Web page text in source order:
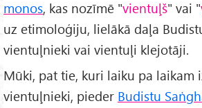
monos, kas nozīmē "vientuļš" vai "
uz etimoloģiju, lielākā daļa
vientuļnieki vai vientuļi klejotāji.
Mūki, pat tie, kuri laiku pa laikam
vientuļnieki, pieder Budistu